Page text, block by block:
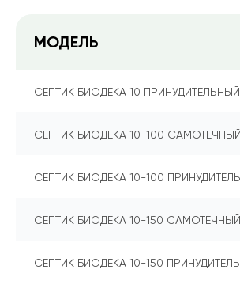
МОДЕЛЬ
СЕПТИК БИОДЕКА 10 ПРИНУДИТЕЛЬНЫЙ
СЕПТИК БИОДЕКА 10-100 САМОТЕЧНЫЙ
СЕПТИК БИОДЕКА 10-100
СЕПТИК БИОДЕКА 10-150 САМОТЕЧНЫЙ
СЕПТИК БИОДЕКА 10-150